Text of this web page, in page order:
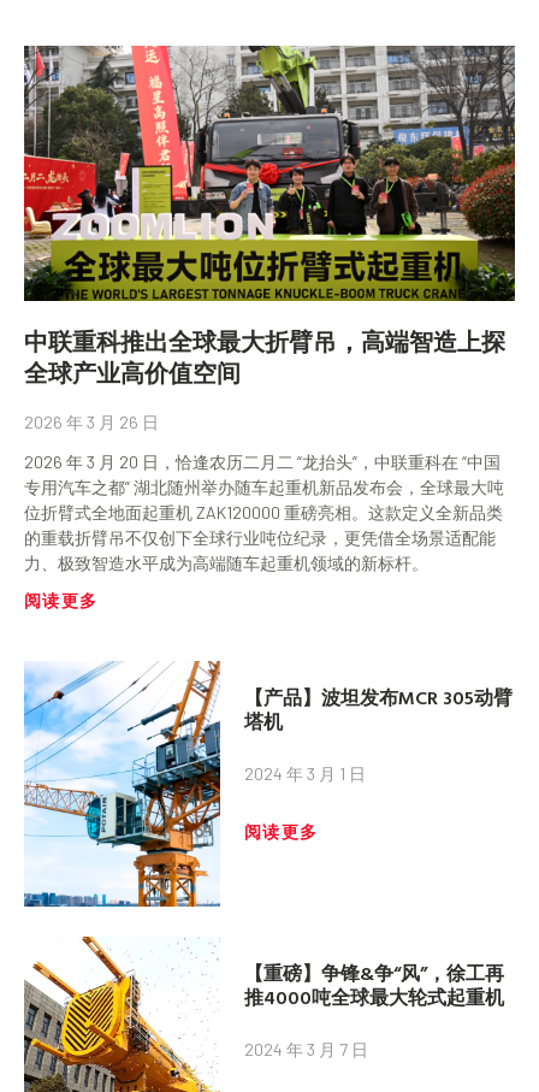
中联重科推出全球最大折臂吊，高端智造上探
全球产业高价值空间
2026 年 3 月 26 日
2026 年 3 月 20 日，恰逢农历二月二 “龙抬头”，中联重科在 “中国
专用汽车之都” 湖北随州举办随车起重机新品发布会，全球最大吨
位折臂式全地面起重机 ZAK120000 重磅亮相。这款定义全新品类
的重载折臂吊不仅创下全球行业吨位纪录，更凭借全场景适配能
力、极致智造水平成为高端随车起重机领域的新标杆。
阅读更多
【产品】波坦发布MCR 305动臂
塔机
2024 年 3 月 1 日
阅读更多
【重磅】争锋&争“风”，徐工再
推4000吨全球最大轮式起重机
2024 年 3 月 7 日